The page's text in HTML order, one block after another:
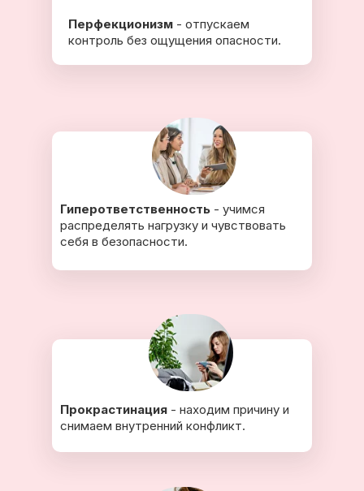
Прокрастинация - находим причину и
снимаем внутренний конфликт.
Перфекционизм - отпускаем
контроль без ощущения опасности.
Гиперответственность - учимся
распределять нагрузку и чувствовать
себя в безопасности.